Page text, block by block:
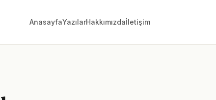
AnasayfaYazılarHakkımızdaİletişim